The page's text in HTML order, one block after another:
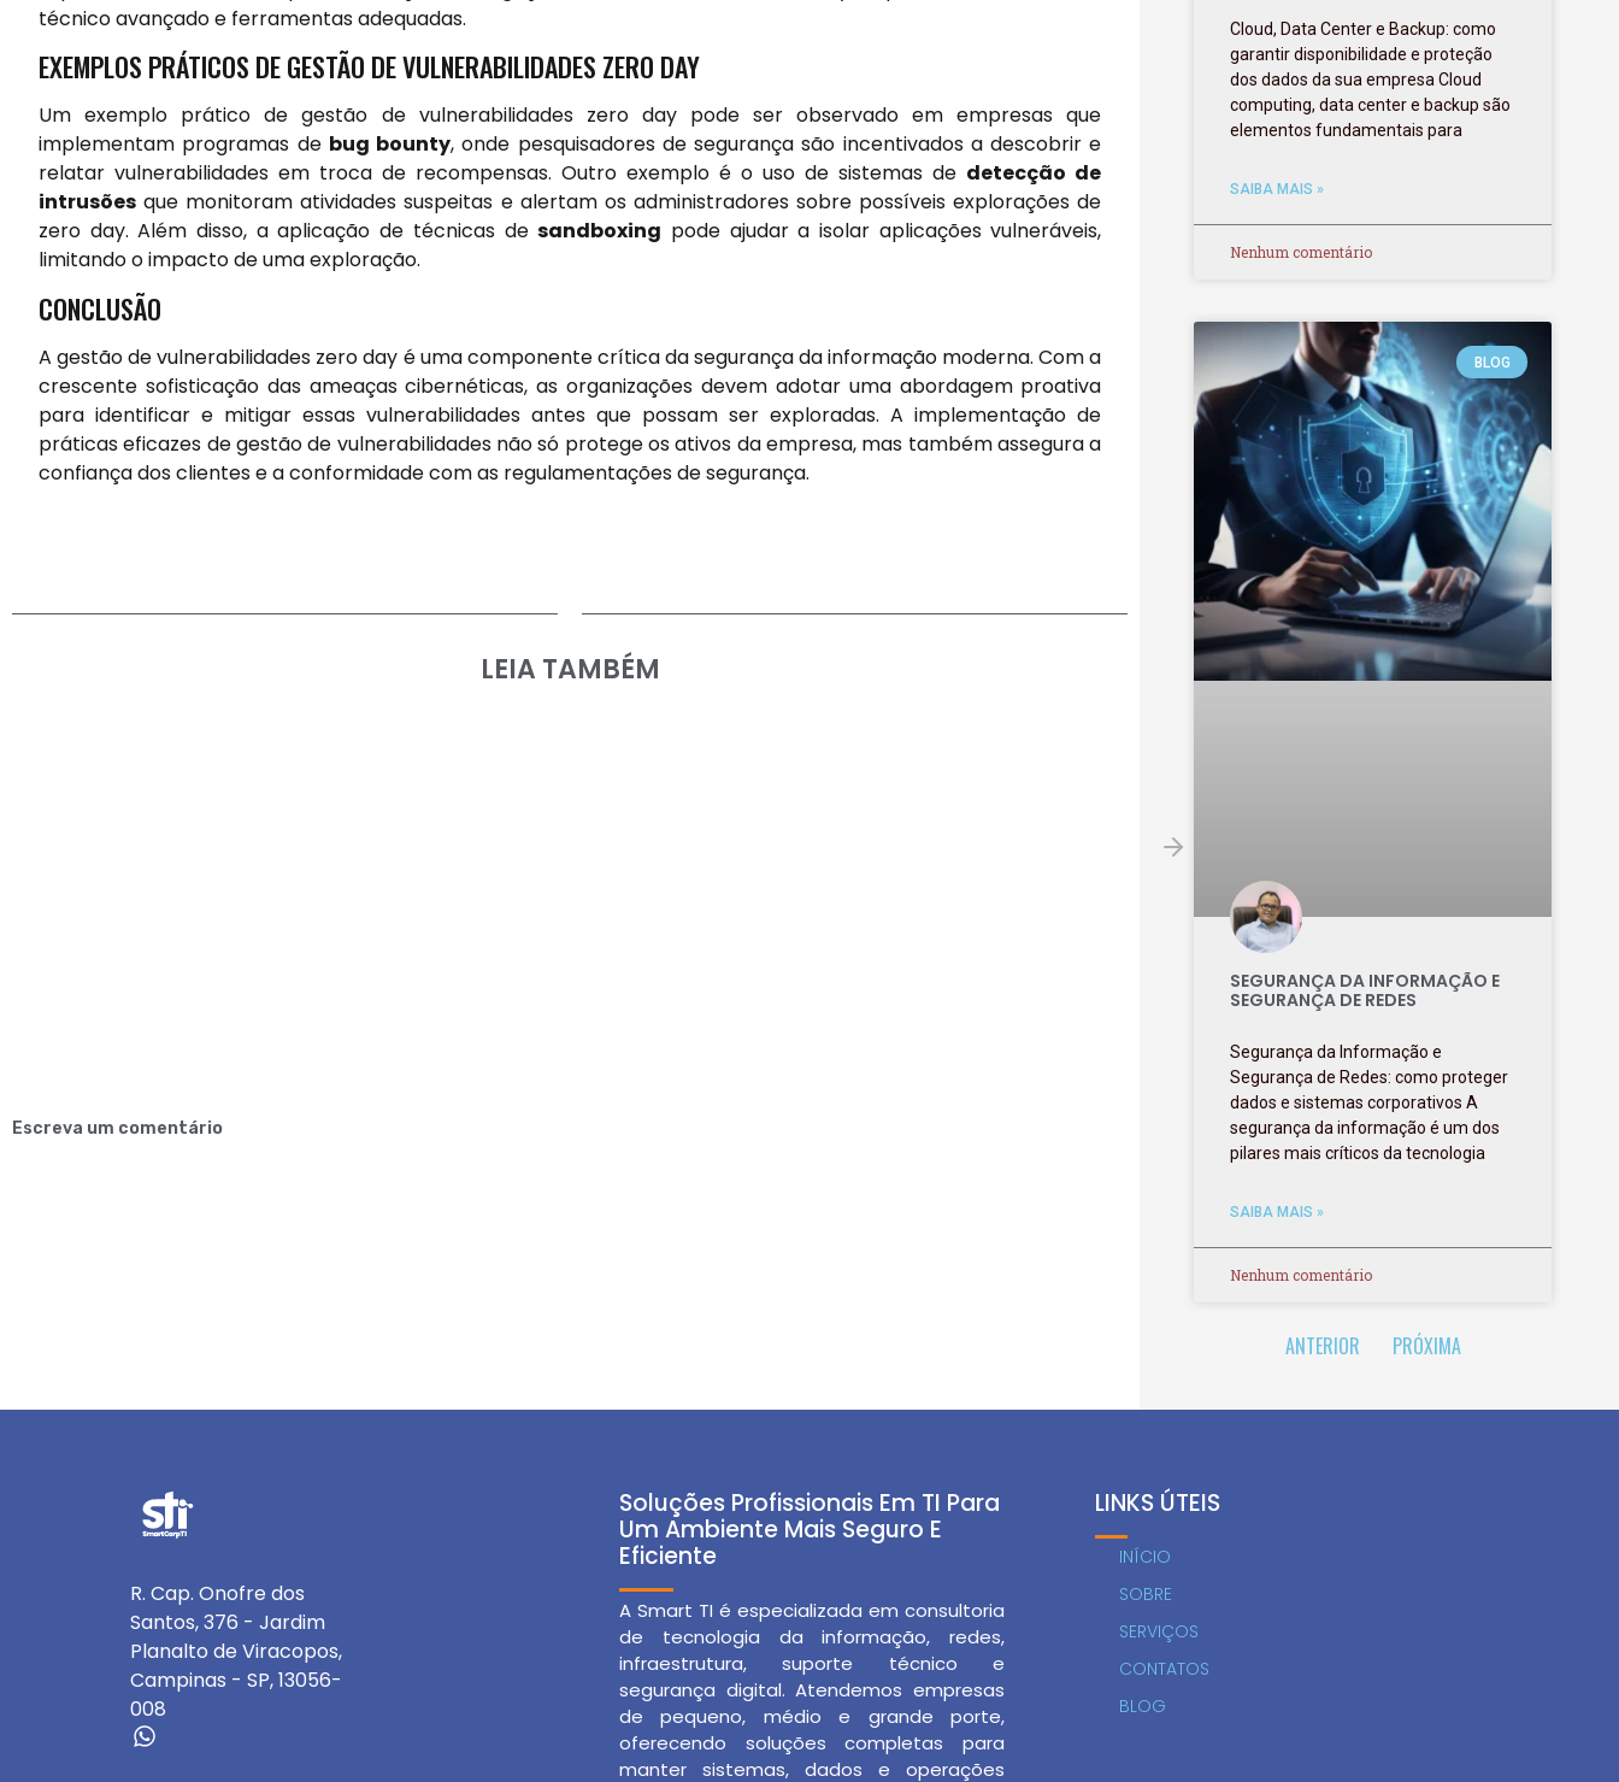
técnico avançado e ferramentas adequadas.
EXEMPLOS PRÁTICOS DE GESTÃO DE VULNERABILIDADES ZERO DAY
Um exemplo prático de gestão de vulnerabilidades zero day pode ser observado em empresas que
implementam programas de bug bounty, onde pesquisadores de segurança são incentivados a descobrir e
relatar vulnerabilidades em troca de recompensas. Outro exemplo é o uso de sistemas de detecção de
intrusões que monitoram atividades suspeitas e alertam os administradores sobre possíveis explorações de
zero day. Além disso, a aplicação de técnicas desandboxing pode ajudar a isolar aplicações vulneráveis,
limitando o impacto de uma exploração.
CONCLUSÃO
A gestão de vulnerabilidades zero day é uma componente crítica da segurança da informação moderna. Com a
crescente sofisticação das ameaças cibernéticas, as organizações devem adotar uma abordagem proativa
para identificar e mitigar essas vulnerabilidades antes que possam ser exploradas. A implementação de
práticas eficazes de gestão de vulnerabilidades não só protege os ativos da empresa, mas também assegura a
confiança dos clientes e a conformidade com as regulamentações de segurança.
LEIA TAMBÉM
Escreva um comentário
Cloud, Data Center e Backup: como
garantir disponibilidade e proteção
dos dados da sua empresa Cloud
computing, data center e backup são
elementos fundamentais para
SAIBA MAIS »
Nenhum comentário
BLOG
SEGURANÇA DA INFORMAÇÃO E
SEGURANÇA DE REDES
Segurança da Informação e
Segurança de Redes: como proteger
dados e sistemas corporativos A
segurança da informação é um dos
pilares mais críticos da tecnologia
SAIBA MAIS »
Nenhum comentário
ANTERIOR PRÓXIMA
R. Cap. Onofre dos
Santos, 376 - Jardim
Planalto de Viracopos,
Campinas - SP, 13056-
008
Soluções Profissionais Em TI Para
Um Ambiente Mais Seguro E
Eficiente
A Smart TI é especializada em consultoria
de tecnologia da informação, redes,
infraestrutura, suporte técnico e
segurança digital. Atendemos empresas
de pequeno, médio e grande porte,
oferecendo soluções completas para
manter sistemas, dados e operações
LINKS ÚTEIS
INÍCIO
SOBRE
SERVIÇOS
CONTATOS
BLOG